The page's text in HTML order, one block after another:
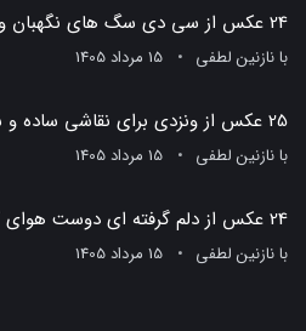
24 عکس از سی دی سگ های نگهبان و بهترین لحظات شیرین آن‌ها
بانازنین لطفی 15 مرداد 1405
25 عکس از ونزدی برای نقاشی ساده و شگفت‌انگیز
بانازنین لطفی 15 مرداد 1405
24 عکس از دلم گرفته ای دوست هوای گریه
بانازنین لطفی 15 مرداد 1405